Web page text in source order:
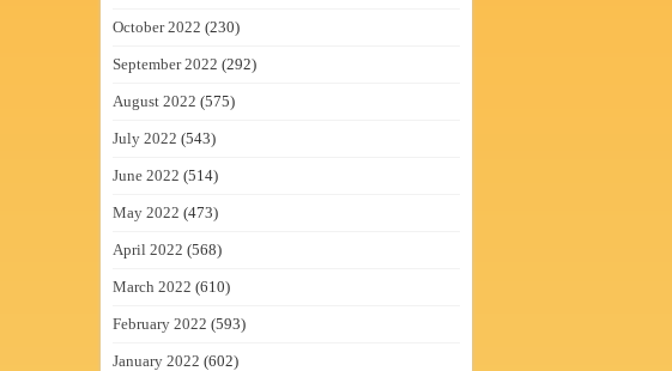
October 2022 (230)
September 2022 (292)
August 2022 (575)
July 2022 (543)
June 2022 (514)
May 2022 (473)
April 2022 (568)
March 2022 (610)
February 2022 (593)
January 2022 (602)